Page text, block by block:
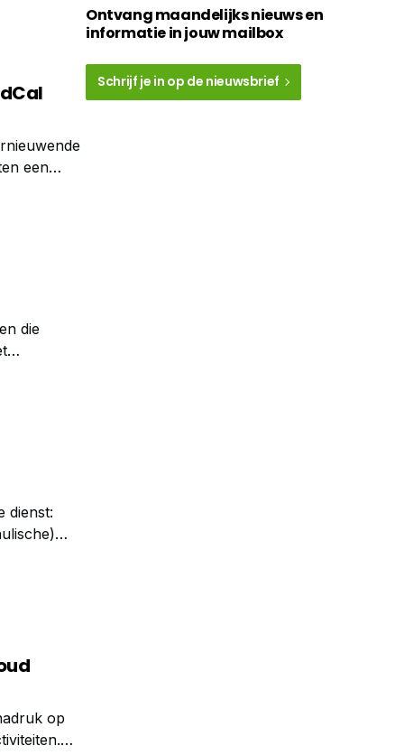
een
die
dienst:
op
Ontvang maandelijks nieuws en
informatie in jouw mailbox
Schrijf je in op de nieuwsbrief